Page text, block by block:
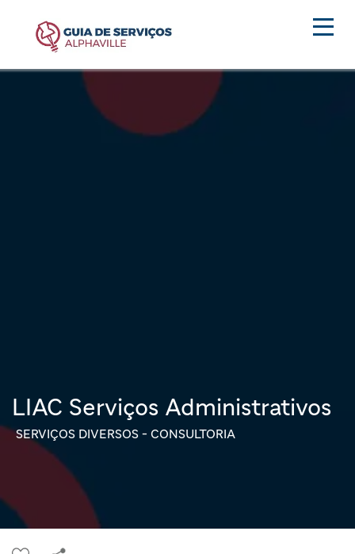
LIAC Serviços Administrativos
SERVIÇOS DIVERSOS - CONSULTORIA